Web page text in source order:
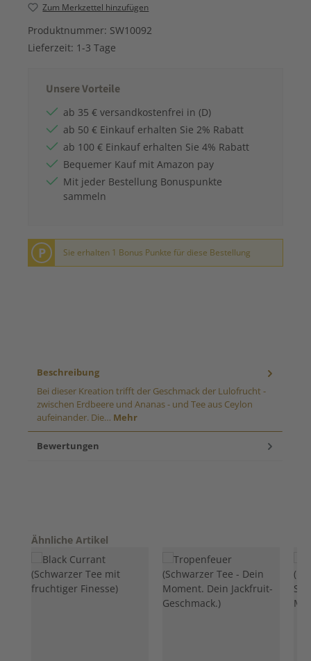
Zum Merkzettel hinzufügen
Produktnummer: SW10092
Lieferzeit: 1-3 Tage
Unsere Vorteile
ab 35 € versandkostenfrei in (D)
ab 50 € Einkauf erhalten Sie 2% Rabatt
ab 100 € Einkauf erhalten Sie 4% Rabatt
Bequemer Kauf mit Amazon pay
Mit jeder Bestellung Bonuspunkte
sammeln
P Sie erhalten 1 Bonus Punkte für diese Bestellung
Beschreibung
Bei dieser Kreation trifft der Geschmack der Lulofrucht -
zwischen Erdbeere und Ananas - und Tee aus Ceylon
aufeinander. Die… Mehr
Bewertungen
Produktgalerie überspringen
Ähnliche Artikel